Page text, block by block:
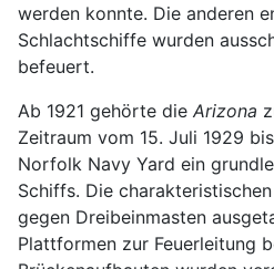
werden konnte. Die anderen
Schlachtschiffe wurden
befeuert.
Ab 1921 gehörte die Arizona
Zeitraum vom 15. Juli 1929
Norfolk Navy Yard ein
Schiffs. Die
gegen Dreibeinmasten
Plattformen zur Feuerleitung